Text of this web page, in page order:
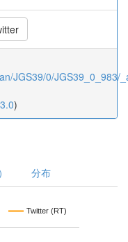
JGS39/0/JGS39_0_983/
)
分布
Twitter (RT)